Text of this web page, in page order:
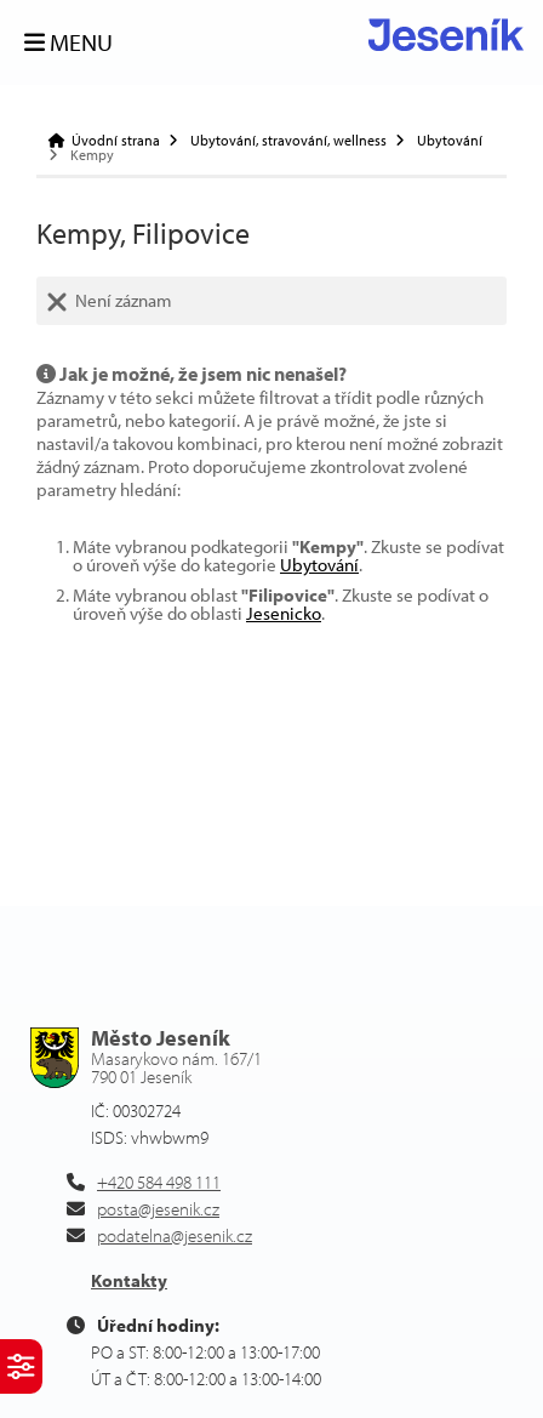
MENU
Úvodní strana Ubytování, stravování, wellness
Ubytování
Kempy
Kempy, Filipovice
Není záznam
Jak je možné, že jsem nic nenašel?
Záznamy v této sekci můžete filtrovat a třídit podle různých
parametrů, nebo kategorií. A je právě možné, že jste si
nastavil/a takovou kombinaci, pro kterou není možné zobrazit
žádný záznam. Proto doporučujeme zkontrolovat zvolené
parametry hledání:
Máte vybranou podkategorii "Kempy". Zkuste se podívat
o úroveň výše do kategorie Ubytování.
Máte vybranou oblast"Filipovice". Zkuste se podívat o
úroveň výše do oblasti Jesenicko.
Město Jeseník
Masarykovo nám. 167/1
790 01 Jeseník
IČ: 00302724
ISDS: vhwbwm9
+420 584 498 111
posta@jesenik.cz
podatelna@jesenik.cz
Kontakty
Úřední hodiny:
PO a ST: 8:00-12:00 a 13:00-17:00
ÚT a ČT: 8:00-12:00 a 13:00-14:00